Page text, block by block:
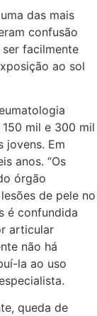
das mais
confusão
facilmente
ao sol
mil e 300 mil
jovens. Em
anos. “Os
órgão
de pele no
é confundida
articular
não há
la ao uso
queda de